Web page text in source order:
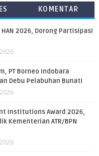
KOMENTAR
2026, Dorong Partisipasi
PT Borneo Indobara
Debu Pelabuhan Bunati
Institutions Award 2026,
Kementerian ATR/BPN